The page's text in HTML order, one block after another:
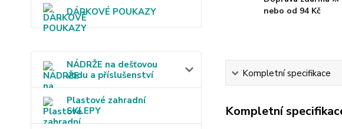
DÁRKOVÉ POUKAZY
NÁDRŽE na dešťovou
vodu a příslušenství
Plastové zahradní
SKLEPY
nebo od 94 Kč
Kompletní specifikace
Kompletní